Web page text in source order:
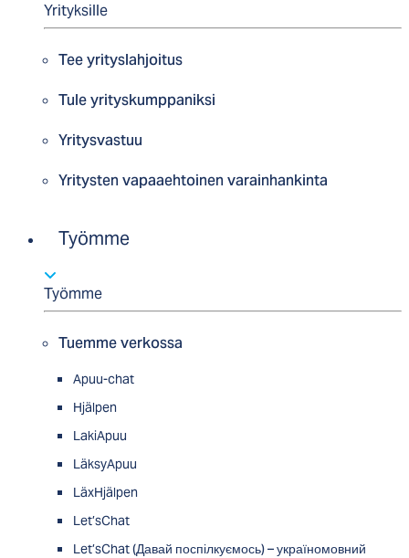
Yrityksille
Tee yrityslahjoitus
Tule yrityskumppaniksi
Yritysvastuu
Yritysten vapaaehtoinen varainhankinta
Työmme
Työmme
Tuemme verkossa
Apuu-chat
Hjälpen
LakiApuu
LäksyApuu
LäxHjälpen
Let’sChat
Let’sChat (Давай поспілкуємось) – україномовний